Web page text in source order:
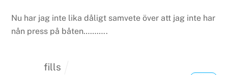
Nu har jag inte lika dåligt samvete över att jag inte har
nån press på båten………..
fills